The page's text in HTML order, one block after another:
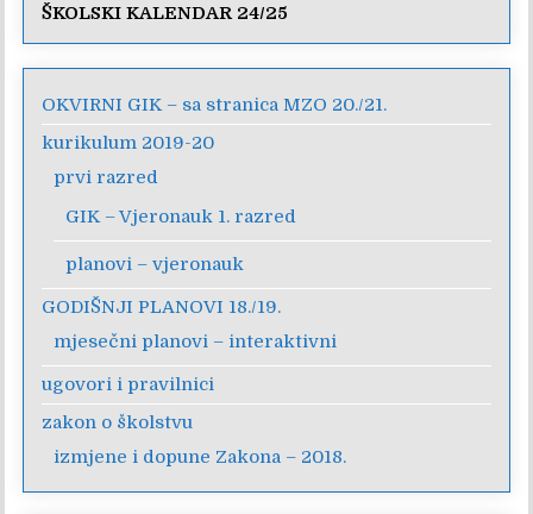
ŠKOLSKI KALENDAR 24/25
OKVIRNI GIK – sa stranica MZO 20./21.
kurikulum 2019-20
prvi razred
GIK – Vjeronauk 1. razred
planovi – vjeronauk
GODIŠNJI PLANOVI 18./19.
mjesečni planovi – interaktivni
ugovori i pravilnici
zakon o školstvu
izmjene i dopune Zakona – 2018.